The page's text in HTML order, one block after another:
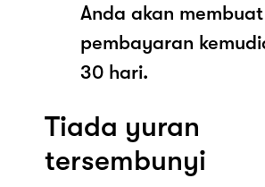
Anda akan
pembayaran
30 hari.
Tiada yuran
tersembunyi